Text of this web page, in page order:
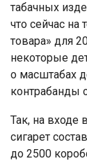
табачных
что сейчас на
товара» для
некоторые
о масштабах
контрабанды
Так, на входе
сигарет
до 2500